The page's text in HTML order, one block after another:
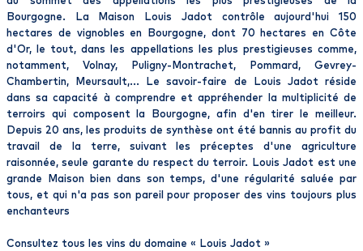
Bourgogne. La Maison Louis Jadot contrôle aujourd'hui 150
hectares de vignobles en Bourgogne, dont 70 hectares en Côte
d'Or, le tout, dans les appellations les plus prestigieuses comme,
notamment, Volnay, Puligny-Montrachet, Pommard, Gevrey-
Chambertin, Meursault,... Le savoir-faire de Louis Jadot réside
dans sa capacité à comprendre et appréhender la multiplicité de
terroirs qui composent la Bourgogne, afin d'en tirer le meilleur.
Depuis 20 ans, les produits de synthèse ont été bannis au profit du
travail de la terre, suivant les préceptes d'une agriculture
raisonnée, seule garante du respect du terroir. Louis Jadot est une
grande Maison bien dans son temps, d'une régularité saluée par
tous, et qui n'a pas son pareil pour proposer des vins toujours plus
enchanteurs
Consultez tous les vins du domaine « Louis Jadot »